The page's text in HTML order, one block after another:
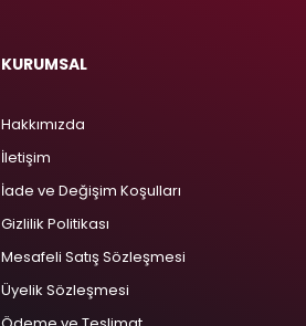
KURUMSAL
Hakkımızda
İletişim
İade ve Değişim Koşulları
Gizlilik Politikası
Mesafeli Satış Sözleşmesi
Üyelik Sözleşmesi